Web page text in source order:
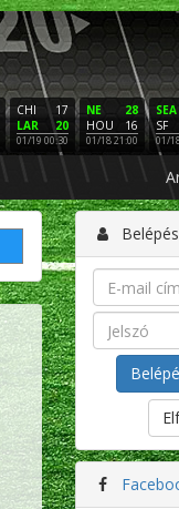
17
CHI
20
LAR
01/19 00:30
28
NE
16
HOU
01/18 21:00
SEA
SF
01/
Belépés